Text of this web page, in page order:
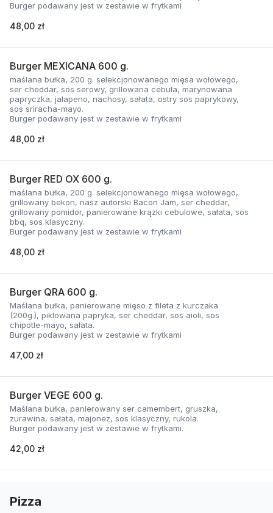
Burger podawany jest w zestawie w frytkami
48,00 zł
Burger MEXICANA 600 g.
maślana bułka, 200 g. selekcjonowanego mięsa wołowego,
ser cheddar, sos serowy, grillowana cebula, marynowana
papryczka, jalapeno, nachosy, sałata, ostry sos paprykowy,
sos sriracha-mayo.
Burger podawany jest w zestawie w frytkami
48,00 zł
Burger RED OX 600 g.
maślana bułka, 200 g. selekcjonowanego mięsa wołowego,
grillowany bekon, nasz autorski Bacon Jam, ser cheddar,
grillowany pomidor, panierowane krążki cebulowe, sałata, sos
bbq, sos klasyczny.
Burger podawany jest w zestawie w frytkami
48,00 zł
Burger QRA 600 g.
Maślana bułka, panierowane mięso z fileta z kurczaka
(200g.), piklowana papryka, ser cheddar, sos aioli, sos
chipotle-mayo, sałata.
Burger podawany jest w zestawie w frytkami
47,00 zł
Burger VEGE 600 g.
Maślana bułka, panierowany ser camembert, gruszka,
żurawina, sałata, majonez, sos klasyczny, rukola.
Burger podawany jest w zestawie w frytkami.
42,00 zł
Pizza